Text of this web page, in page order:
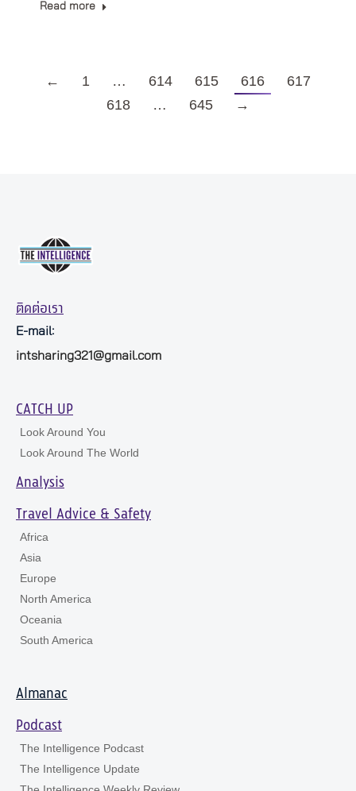
Read more
← 1 … 614 615 616
617
618
… 645 →
ติดต่อเรา
E-mail:
intsharing321@gmail.com
CATCH UP
Look Around You
Look Around The World
Analysis
Travel Advice & Safety
Africa
Asia
Europe
North America
Oceania
South America
Almanac
Podcast
The Intelligence Podcast
The Intelligence Update